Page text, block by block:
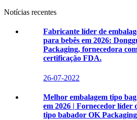
Notícias recentes
Fabricante líder de
para bebês em 2026:
Packaging, fornecedora
certificação FDA.
26-07-2022
Melhor embalagem tipo
em 2026 | Fornecedor líder
tipo babador OK Packaging